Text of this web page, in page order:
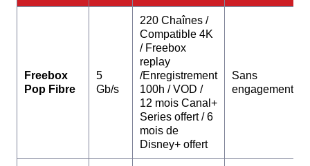
Freebox
Pop Fibre
5
Gb/s
220 Chaînes /
Compatible 4K
/ Freebox
replay
/Enregistrement
100h / VOD /
12 mois Canal+
Series offert / 6
mois de
Disney+ offert
Sans
engagement